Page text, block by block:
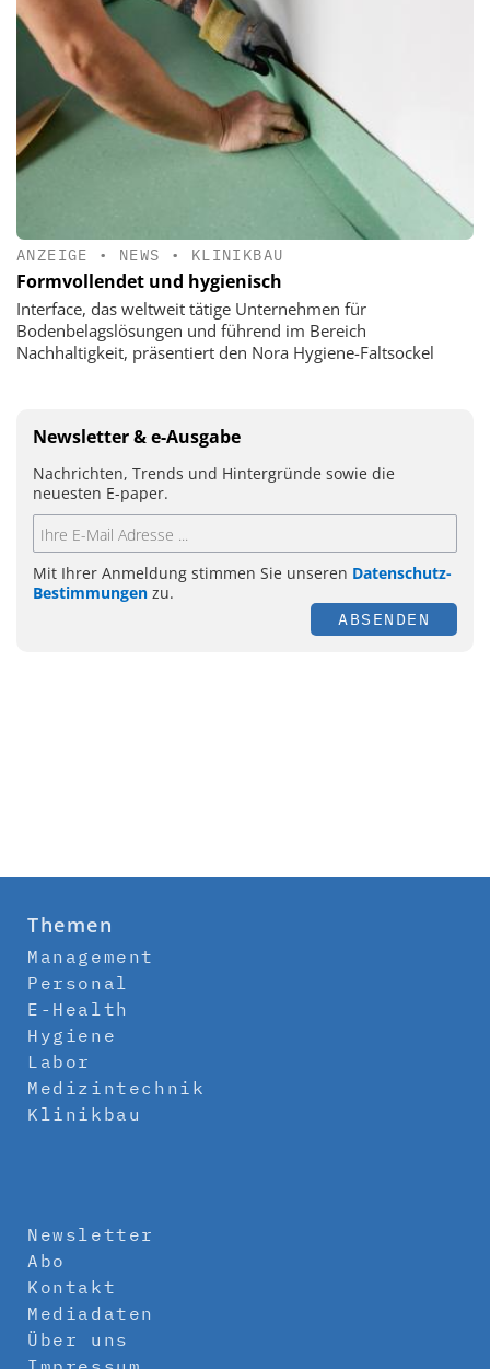
ANZEIGE • NEWS • KLINIKBAU
Formvollendet und hygienisch
Interface, das weltweit tätige Unternehmen für
Bodenbelagslösungen und führend im Bereich
Nachhaltigkeit, präsentiert den Nora Hygiene-Faltsockel
Newsletter & e-Ausgabe
Nachrichten, Trends und Hintergründe sowie die
neuesten E-paper.
Mit Ihrer Anmeldung stimmen Sie unseren Datenschutz-
Bestimmungen zu.
ABSENDEN
Themen
Management
Personal
E-Health
Hygiene
Labor
Medizintechnik
Klinikbau
Newsletter
Abo
Kontakt
Mediadaten
Über uns